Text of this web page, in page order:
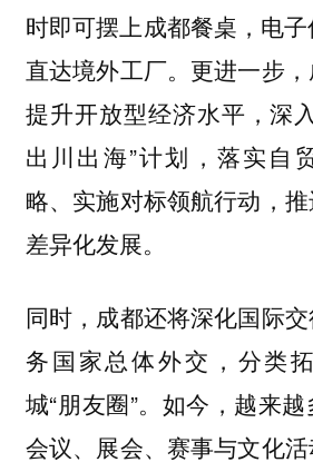
时即可摆上成都餐桌，电
直达境外工厂。更进一步
提升开放型经济水平，深
出川出海”计划，落实自
略、实施对标领航行动，
差异化发展。
同时，成都还将深化国际
务国家总体外交，分类
城“朋友圈”。如今，越来
会议、展会、赛事与文化